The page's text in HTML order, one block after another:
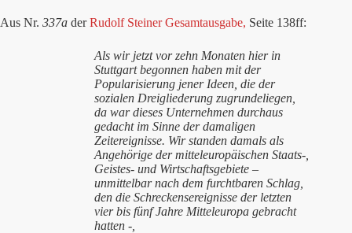
Aus Nr. 337a derRudolf Steiner Gesamtausgabe, Seite 138ff:
Als wir jetzt vor zehn Monaten hier in
Stuttgart begonnen haben mit der
Popularisierung jener Ideen, die der
sozialen Dreigliederung zugrundeliegen,
da war dieses Unternehmen durchaus
gedacht im Sinne der damaligen
Zeitereignisse. Wir standen damals als
Angehörige der mitteleuropäischen Staats-,
Geistes- und Wirtschaftsgebiete –
unmittelbar nach dem furchtbaren Schlag,
den die Schreckensereignisse der letzten
vier bis fünf Jahre Mitteleuropa gebracht
hatten -,